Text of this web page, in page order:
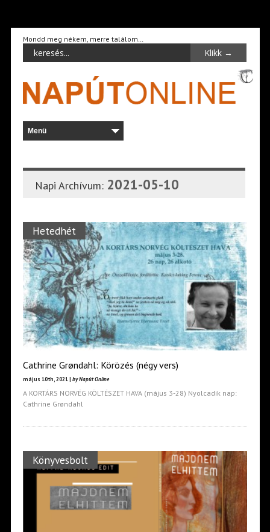
Mondd meg nékem, merre találom…
Napi Archívum: 2021-05-10
Hetedhét
Cathrine Grøndahl: Körözés (négy vers)
május 10th, 2021 | by Napút Online
A KORTÁRS NORVÉG KÖLTÉSZET HAVA (május 3-28) Nyolcadik nap:
Cathrine Grøndahl
Könyvesbolt